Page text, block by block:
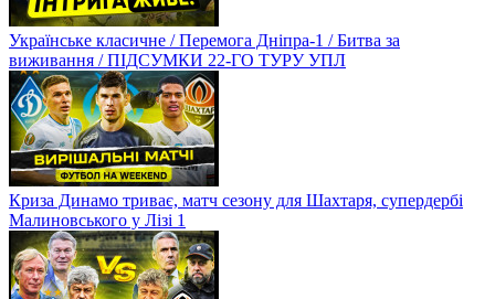
Українське класичне / Перемога Дніпра-1 / Битва за
виживання / ПІДСУМКИ 22-ГО ТУРУ УПЛ
Криза Динамо триває, матч сезону для Шахтаря, супердербі
Малиновського у Лізі 1